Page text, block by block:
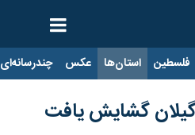
فلسطین استان‌ها عکس چندرسانه‌ای
گشایش یافت